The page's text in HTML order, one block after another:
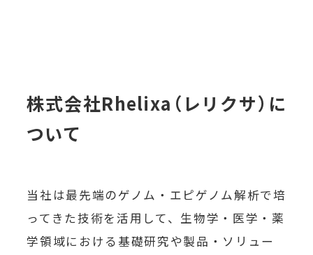
株式会社Rhelixa（レリクサ）に
ついて
当社は最先端のゲノム・エピゲノム解析で培
ってきた技術を活用して、生物学・医学・薬
学領域における基礎研究や製品・ソリュー